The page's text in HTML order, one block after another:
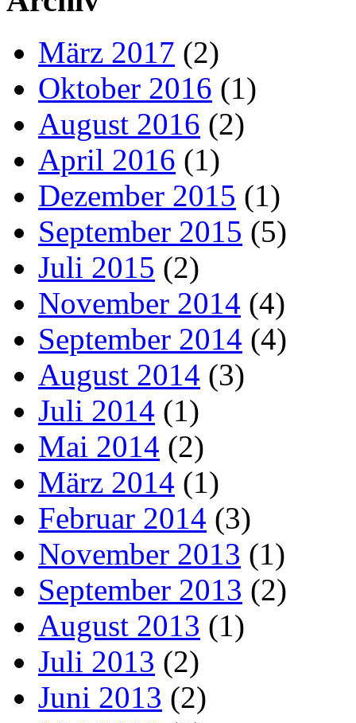
März 2017 (2)
Oktober 2016 (1)
August 2016 (2)
April 2016 (1)
Dezember 2015 (1)
September 2015 (5)
Juli 2015 (2)
November 2014 (4)
September 2014 (4)
August 2014 (3)
Juli 2014 (1)
Mai 2014 (2)
März 2014 (1)
Februar 2014 (3)
November 2013 (1)
September 2013 (2)
August 2013 (1)
Juli 2013 (2)
Juni 2013 (2)